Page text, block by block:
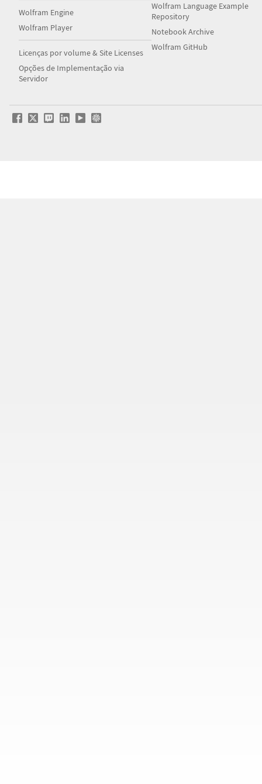
Wolfram Engine
Wolfram Player
Licenças por volume & Site Licenses
Opções de Implementação via
Servidor
Wolfram Language Example
Repository
Notebook Archive
Wolfram GitHub